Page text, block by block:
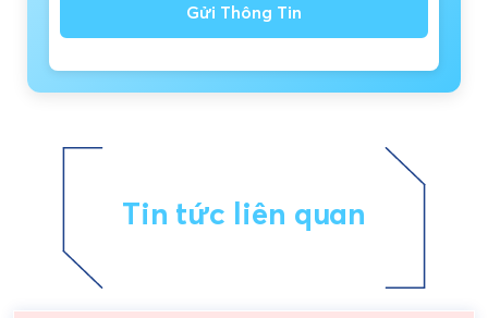
Gửi Thông Tin
Tin tức liên quan